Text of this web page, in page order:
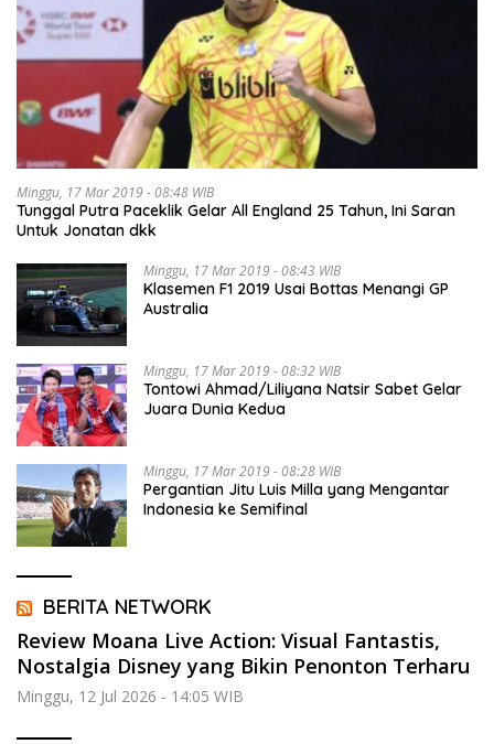
Minggu, 17 Mar 2019 - 08:48 WIB
Tunggal Putra Paceklik Gelar All England 25 Tahun, Ini Saran
Untuk Jonatan dkk
Minggu, 17 Mar 2019 - 08:43 WIB
Klasemen F1 2019 Usai Bottas Menangi GP
Australia
Minggu, 17 Mar 2019 - 08:32 WIB
Tontowi Ahmad/Liliyana Natsir Sabet Gelar
Juara Dunia Kedua
Minggu, 17 Mar 2019 - 08:28 WIB
Pergantian Jitu Luis Milla yang Mengantar
Indonesia ke Semifinal
BERITA NETWORK
Review Moana Live Action: Visual Fantastis,
Nostalgia Disney yang Bikin Penonton Terharu
Minggu, 12 Jul 2026 - 14:05 WIB